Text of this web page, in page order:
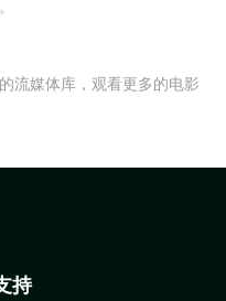
流媒体库，观看更多的电影
持